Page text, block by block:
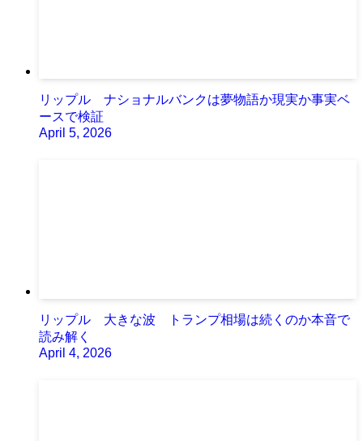
リップル ナショナルバンクは夢物語か現実か事実ベ
ースで検証
April 5, 2026
リップル 大きな波 トランプ相場は続くのか本音で
読み解く
April 4, 2026